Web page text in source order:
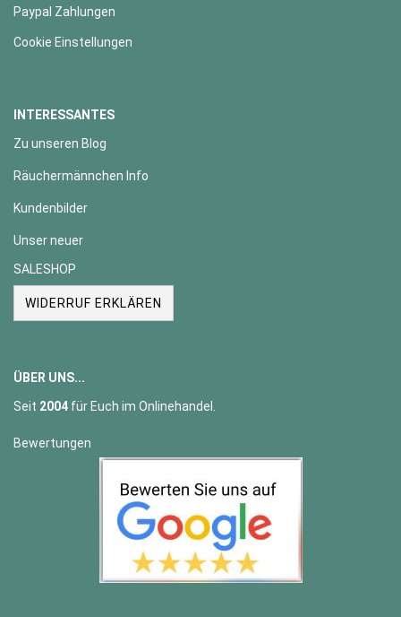
Paypal Zahlungen
Cookie Einstellungen
INTERESSANTES
Zu unseren Blog
Räuchermännchen Info
Kundenbilder
Unser neuer
SALESHOP
WIDERRUF ERKLÄREN
ÜBER UNS...
Seit 2004 für Euch im Onlinehandel.
Bewertungen